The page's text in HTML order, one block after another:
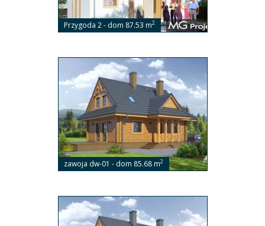
Przygoda 2 - dom 87.53 m2
zawoja dw-01 - dom 85.68 m2